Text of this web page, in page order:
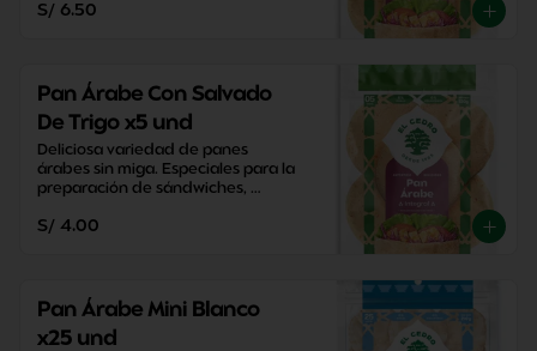
S/ 6.50
Pan Árabe Con Salvado
De Trigo x5 und
Deliciosa variedad de panes
árabes sin miga. Especiales para la
preparación de sándwiches,
S/ 4.00
Pan Árabe Mini Blanco
x25 und